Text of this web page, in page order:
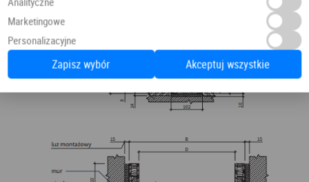
Marketingowe
Personalizacyjne
Zapisz wybór Akceptuj wszystkie